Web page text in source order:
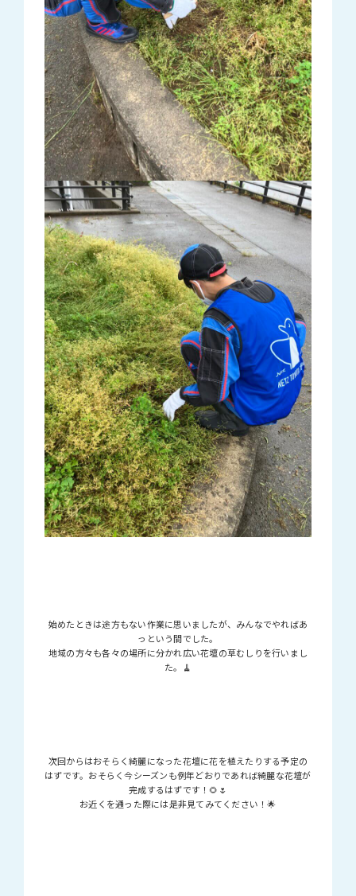
始めたときは途方もない作業に思いましたが、みんなでやればあ
っという間でした。
地域の方々も各々の場所に分かれ広い花壇の草むしりを行いまし
た。🧹
次回からはおそらく綺麗になった花壇に花を植えたりする予定の
はずです。おそらく今シーズンも例年どおりであれば綺麗な花壇が
完成するはずです！🌻🌷
お近くを通った際には是非見てみてください！🌟